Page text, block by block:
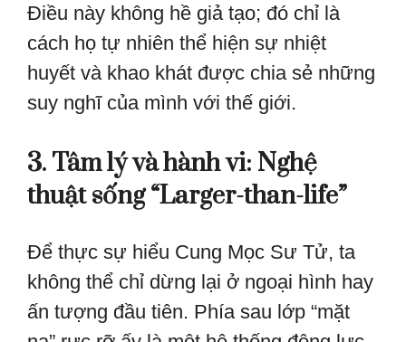
Điều này không hề giả tạo; đó chỉ là
cách họ tự nhiên thể hiện sự nhiệt
huyết và khao khát được chia sẻ những
suy nghĩ của mình với thế giới.
3. Tâm lý và hành vi: Nghệ
thuật sống “Larger-than-life”
Để thực sự hiểu Cung Mọc Sư Tử, ta
không thể chỉ dừng lại ở ngoại hình hay
ấn tượng đầu tiên. Phía sau lớp “mặt